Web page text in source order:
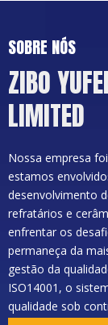
SOBRE NÓS
ZIBO
LIMITED
Nossa empresa
estamos
desenvolvimento
refratários e
enfrentar os
permaneça da
gestão da
ISO14001, o
qualidade sob